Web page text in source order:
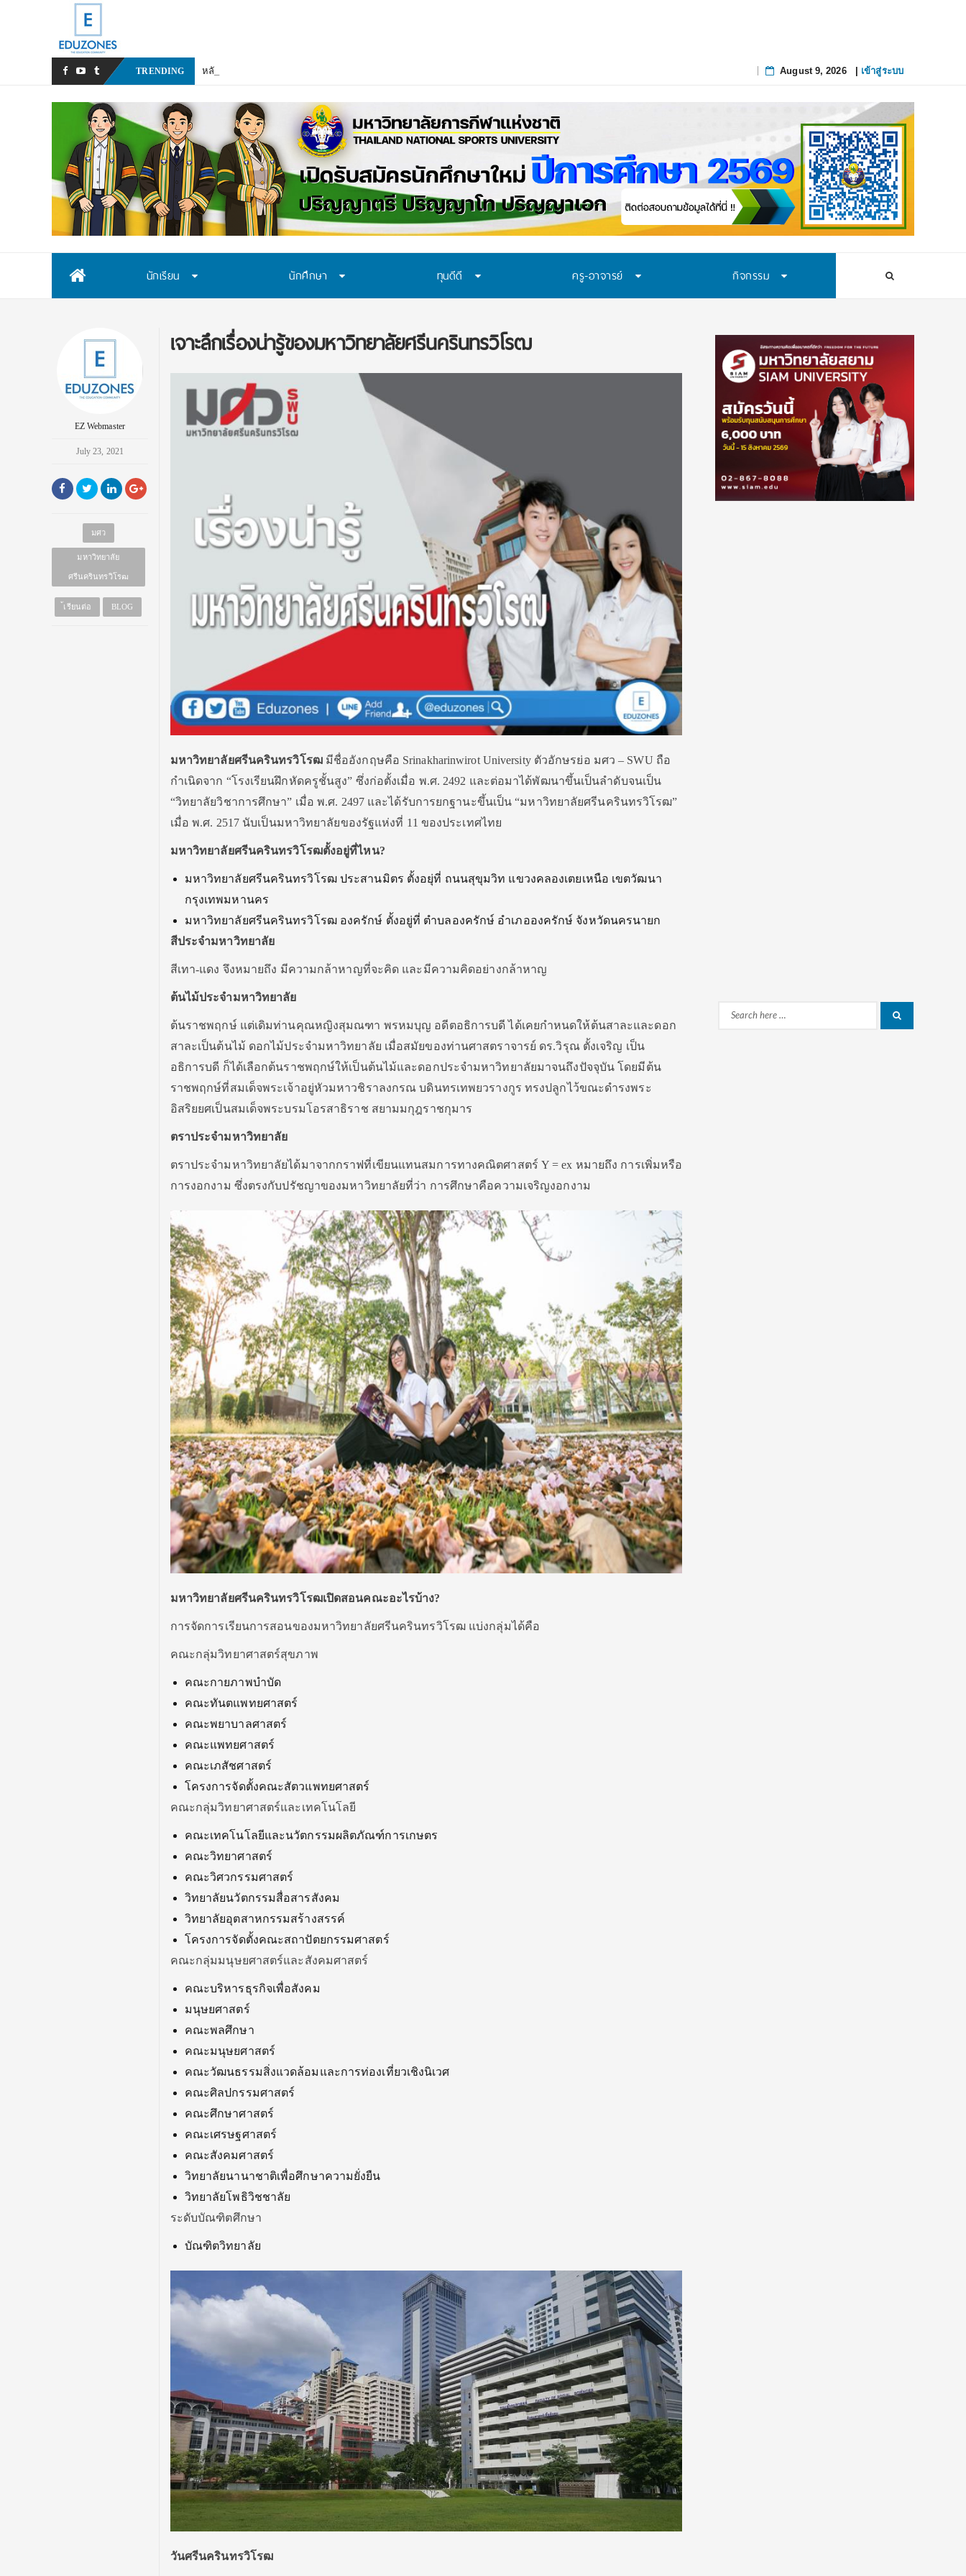
TRENDING หลังเหตุรุนแรงในโรงเรียน เราควรเรียนรู้อะไร? 7 ระบบป้องกันที่โรงเรียนไทยค August 9, 2026| เข้าสู่ระบบ
นักเรียน นักศึกษา ทุนดีดี ครู-อาจารย์ กิจกรรม
EZ Webmaster
July 23, 2021
มศว
มหาวิทยาลัย
ศรีนครินทรวิโรฒ
้เรียนต่อ BLOG
เจาะลึกเรื่องน่ารู้ของมหาวิทยาลัยศรีนครินทรวิโรฒ
มหาวิทยาลัยศรีนครินทรวิโรฒมีชื่ออังกฤษคือ Srinakharinwirot University ตัวอักษรย่อ มศว – SWU ถือ
กำเนิดจาก “โรงเรียนฝึกหัดครูชั้นสูง” ซึ่งก่อตั้งเมื่อ พ.ศ. 2492 และต่อมาได้พัฒนาขึ้นเป็นลำดับจนเป็น
“วิทยาลัยวิชาการศึกษา” เมื่อ พ.ศ. 2497 และได้รับการยกฐานะขึ้นเป็น “มหาวิทยาลัยศรีนครินทรวิโรฒ”
เมื่อ พ.ศ. 2517 นับเป็นมหาวิทยาลัยของรัฐแห่งที่ 11 ของประเทศไทย
มหาวิทยาลัยศรีนครินทรวิโรฒตั้งอยู่ที่ไหน?
มหาวิทยาลัยศรีนครินทรวิโรฒ ประสานมิตร ตั้งอยุ่ที่ ถนนสุขุมวิท แขวงคลองเตยเหนือ เขตวัฒนา
กรุงเทพมหานคร
มหาวิทยาลัยศรีนครินทรวิโรฒ องครักษ์ ตั้งอยู่ที่ ตำบลองครักษ์ อำเภอองครักษ์ จังหวัดนครนายก
สีประจำมหาวิทยาลัย
สีเทา-แดง จึงหมายถึง มีความกล้าหาญที่จะคิด และมีความคิดอย่างกล้าหาญ
ต้นไม้ประจำมหาวิทยาลัย
ต้นราชพฤกษ์ แต่เดิมท่านคุณหญิงสุมณฑา พรหมบุญ อดีตอธิการบดี ได้เคยกำหนดให้ต้นสาละและดอก
สาละเป็นต้นไม้ ดอกไม้ประจำมหาวิทยาลัย เมื่อสมัยของท่านศาสตราจารย์ ดร.วิรุณ ตั้งเจริญ เป็น
อธิการบดี ก็ได้เลือกต้นราชพฤกษ์ให้เป็นต้นไม้และดอกประจำมหาวิทยาลัยมาจนถึงปัจจุบัน โดยมีต้น
ราชพฤกษ์ที่สมเด็จพระเจ้าอยู่หัวมหาวชิราลงกรณ บดินทรเทพยวรางกูร ทรงปลูกไว้ขณะดำรงพระ
อิสริยยศเป็นสมเด็จพระบรมโอรสาธิราช สยามมกุฎราชกุมาร
ตราประจำมหาวิทยาลัย
ตราประจำมหาวิทยาลัยได้มาจากกราฟที่เขียนแทนสมการทางคณิตศาสตร์ Y = ex หมายถึง การเพิ่มหรือ
การงอกงาม ซึ่งตรงกับปรัชญาของมหาวิทยาลัยที่ว่า การศึกษาคือความเจริญงอกงาม
มหาวิทยาลัยศรีนครินทรวิโรฒเปิดสอนคณะอะไรบ้าง?
การจัดการเรียนการสอนของมหาวิทยาลัยศรีนครินทรวิโรฒ แบ่งกลุ่มได้คือ
คณะกลุ่มวิทยาศาสตร์สุขภาพ
คณะกายภาพบำบัด
คณะทันตแพทยศาสตร์
คณะพยาบาลศาสตร์
คณะแพทยศาสตร์
คณะเภสัชศาสตร์
โครงการจัดตั้งคณะสัตวแพทยศาสตร์
คณะกลุ่มวิทยาศาสตร์และเทคโนโลยี
คณะเทคโนโลยีและนวัตกรรมผลิตภัณฑ์การเกษตร
คณะวิทยาศาสตร์
คณะวิศวกรรมศาสตร์
วิทยาลัยนวัตกรรมสื่อสารสังคม
วิทยาลัยอุตสาหกรรมสร้างสรรค์
โครงการจัดตั้งคณะสถาปัตยกรรมศาสตร์
คณะกลุ่มมนุษยศาสตร์และสังคมศาสตร์
คณะบริหารธุรกิจเพื่อสังคม
มนุษยศาสตร์
คณะพลศึกษา
คณะมนุษยศาสตร์
คณะวัฒนธรรมสิ่งแวดล้อมและการท่องเที่ยวเชิงนิเวศ
คณะศิลปกรรมศาสตร์
คณะศึกษาศาสตร์
คณะเศรษฐศาสตร์
คณะสังคมศาสตร์
วิทยาลัยนานาชาติเพื่อศึกษาความยั่งยืน
วิทยาลัยโพธิวิชชาลัย
ระดับบัณฑิตศึกษา
บัณฑิตวิทยาลัย
วันศรีนครินทรวิโรฒ
Search